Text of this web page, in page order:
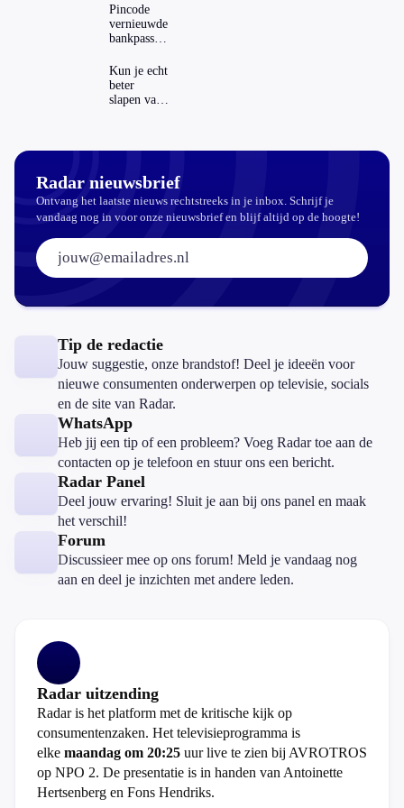
regels in
Nederland
en het
buitenland
Pincode
vernieuwde
bankpassen
ING-app:
is dat wel
veilig?
Kun je echt
beter
slapen van
Radar nieuwsbrief
Ontvang het laatste nieuws rechtstreeks in je inbox. Schrijf je
vandaag nog in voor onze nieuwsbrief en blijf altijd op de hoogte!
E-mailadres:
Tip de redactie
Jouw suggestie, onze brandstof! Deel je ideeën voor
nieuwe consumenten onderwerpen op televisie, socials
en de site van Radar.
WhatsApp
Heb jij een tip of een probleem? Voeg Radar toe aan de
contacten op je telefoon en stuur ons een bericht.
Radar Panel
Deel jouw ervaring! Sluit je aan bij ons panel en maak
het verschil!
Forum
Discussieer mee op ons forum! Meld je vandaag nog
aan en deel je inzichten met andere leden.
Radar uitzending
Radar is het platform met de kritische kijk op
consumentenzaken. Het televisieprogramma is
elke maandag om 20:25 uur live te zien bij AVROTROS
op NPO 2. De presentatie is in handen van Antoinette
Hertsenberg en Fons Hendriks.